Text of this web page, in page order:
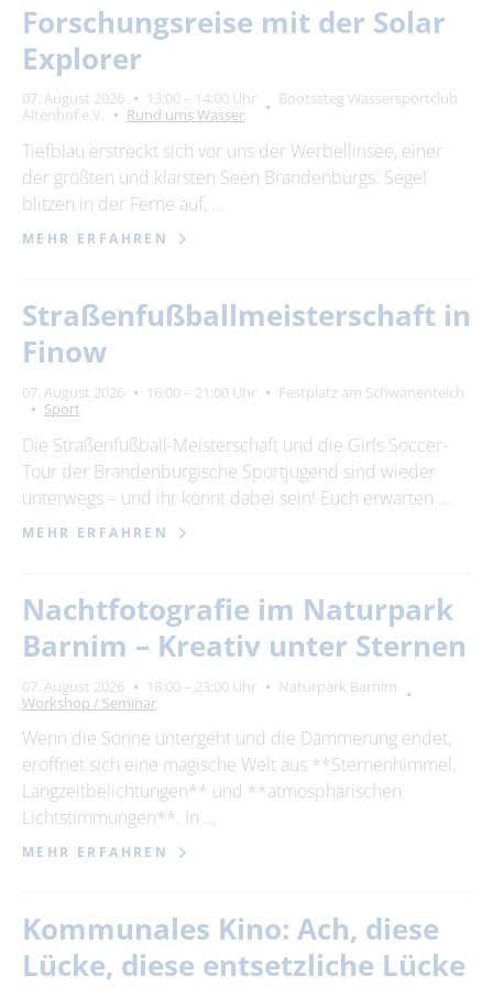
Forschungsreise mit der Solar
Explorer
07. August 2026 13:00 – 14:00 Uhr
Bootssteg Wassersportclub
Altenhof e.V.
Rund ums Wasser
Tiefblau erstreckt sich vor uns der Werbellinsee, einer
der größten und klarsten Seen Brandenburgs. Segel
blitzen in der Ferne auf, …
MEHR ERFAHREN
Straßenfußballmeisterschaft in
Finow
07. August 2026 16:00 – 21:00 Uhr
Festplatz am Schwanenteich
Sport
Die Straßenfußball-Meisterschaft und die Girls Soccer-
Tour der Brandenburgische Sportjugend sind wieder
unterwegs – und ihr könnt dabei sein! Euch erwarten …
MEHR ERFAHREN
Nachtfotografie im Naturpark
Barnim – Kreativ unter Sternen
07. August 2026 18:00 – 23:00 Uhr
Naturpark Barnim
Workshop / Seminar
Wenn die Sonne untergeht und die Dämmerung endet,
eröffnet sich eine magische Welt aus **Sternenhimmel,
Langzeitbelichtungen** und **atmosphärischen
Lichtstimmungen**. In …
MEHR ERFAHREN
Kommunales Kino: Ach, diese
Lücke, diese entsetzliche Lücke